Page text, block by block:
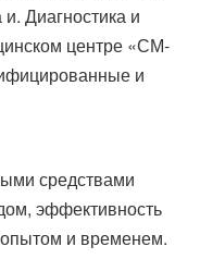
Диагностика и
центре «СМ-
и
средствами
эффективность
опытом и временем.